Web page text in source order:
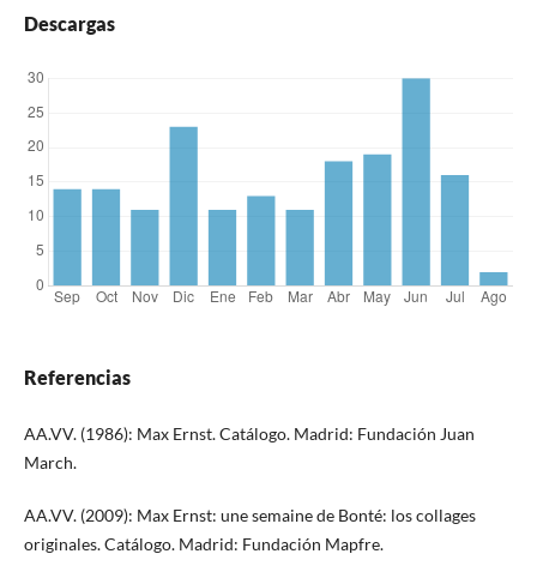
Descargas
Referencias
AA.VV. (1986): Max Ernst. Catálogo. Madrid: Fundación Juan
March.
AA.VV. (2009): Max Ernst: une semaine de Bonté: los collages
originales. Catálogo. Madrid: Fundación Mapfre.